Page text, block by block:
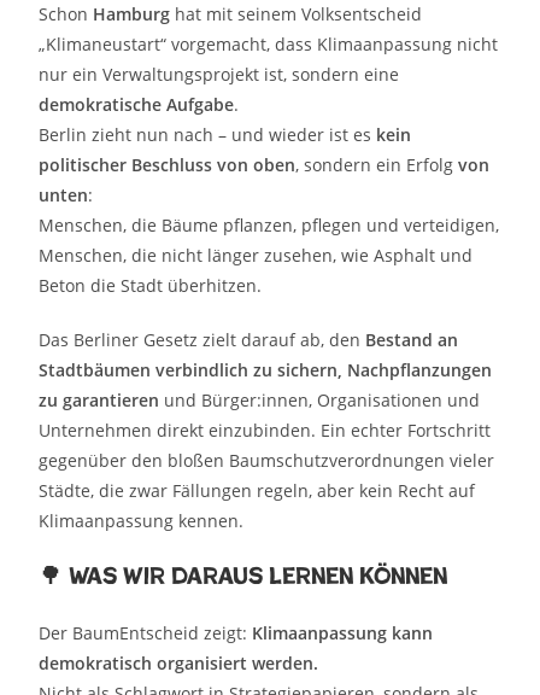
Schon Hamburg hat mit seinem Volksentscheid
„Klimaneustart“ vorgemacht, dass Klimaanpassung nicht
nur ein Verwaltungsprojekt ist, sondern eine
demokratische Aufgabe.
Berlin zieht nun nach – und wieder ist es kein
politischer Beschluss von oben, sondern ein Erfolgvon
unten:
Menschen, die Bäume pflanzen, pflegen und verteidigen,
Menschen, die nicht länger zusehen, wie Asphalt und
Beton die Stadt überhitzen.
Das Berliner Gesetz zielt darauf ab, den Bestand an
Stadtbäumen verbindlich zu sichern, Nachpflanzungen
zu garantieren und Bürger:innen, Organisationen und
Unternehmen direkt einzubinden. Ein echter Fortschritt
gegenüber den bloßen Baumschutzverordnungen vieler
Städte, die zwar Fällungen regeln, aber kein Recht auf
Klimaanpassung kennen.
🌳 Was wir daraus lernen können
Der BaumEntscheid zeigt: Klimaanpassung kann
demokratisch organisiert werden.